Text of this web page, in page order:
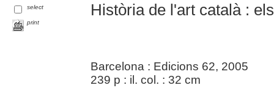
select
print
Història de l'art català :
Barcelona : Edicions 62, 2005
239 p : il. col. : 32 cm